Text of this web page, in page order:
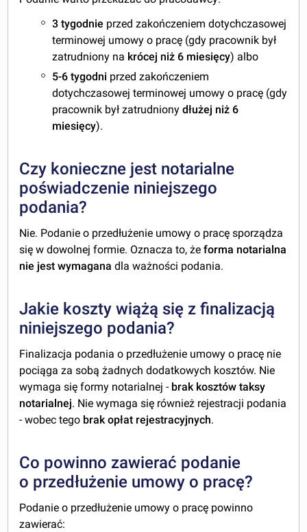
3 tygodnie przed zakończeniem dotychczasowej
terminowej umowy o pracę (gdy pracownik był
zatrudniony na krócej niż 6 miesięcy) albo
5-6 tygodni przed zakończeniem
dotychczasowej terminowej umowy o pracę (gdy
pracownik był zatrudnionydłużej niż 6
miesięcy).
Czy konieczne jest notarialne
poświadczenie niniejszego
podania?
Nie. Podanie o przedłużenie umowy o pracę sporządza
się w dowolnej formie. Oznacza to, że forma notarialna
nie jest wymagana dla ważności podania.
Jakie koszty wiążą się z finalizacją
niniejszego podania?
Finalizacja podania o przedłużenie umowy o pracę nie
pociąga za sobą żadnych dodatkowych kosztów. Nie
wymaga się formy notarialnej - brak kosztów taksy
notarialnej. Nie wymaga się również rejestracji podania
- wobec tego brak opłat rejestracyjnych.
Co powinno zawierać podanie
o przedłużenie umowy o pracę?
Podanie o przedłużenie umowy o pracę powinno
zawierać: